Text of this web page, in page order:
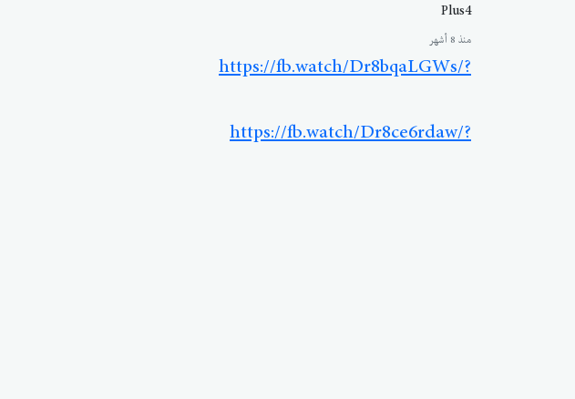
Plus4
منذ 8 أشهر
https://fb.watch/Dr8bqaLGWs/?
https://fb.watch/Dr8ce6rdaw/?